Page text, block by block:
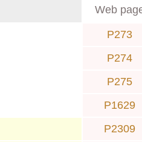
Web
P273
P274
P275
P1629
P2309